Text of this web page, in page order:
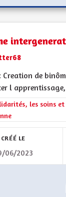
citoyenne
PHOBES
LES ACTES
Creation de
l
résultats de la
les soins
CRÉÉ LE
06/2023